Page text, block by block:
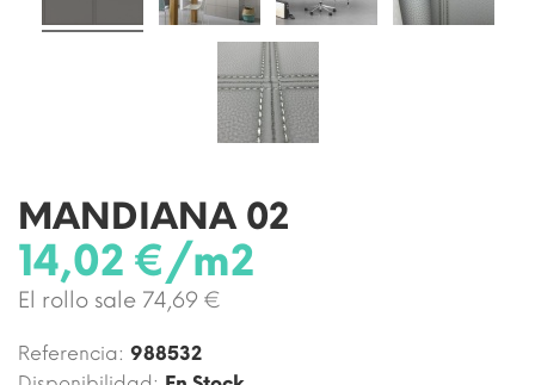
MANDIANA 02
14,02 €/m2
El rollo sale 74,69 €
Referencia: 988532